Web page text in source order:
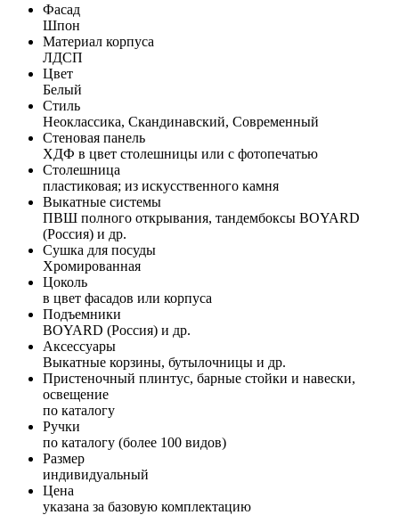
Фасад
Шпон
Материал корпуса
ЛДСП
Цвет
Белый
Стиль
Неоклассика, Скандинавский, Современный
Стеновая панель
ХДФ в цвет столешницы или с фотопечатью
Столешница
пластиковая; из искусственного камня
Выкатные системы
ПВШ полного открывания, тандембоксы BOYARD
(Россия) и др.
Сушка для посуды
Хромированная
Цоколь
в цвет фасадов или корпуса
Подъемники
BOYARD (Россия) и др.
Аксессуары
Выкатные корзины, бутылочницы и др.
Пристеночный плинтус, барные стойки и навески,
освещение
по каталогу
Ручки
по каталогу (более 100 видов)
Размер
индивидуальный
Цена
указана за базовую комплектацию